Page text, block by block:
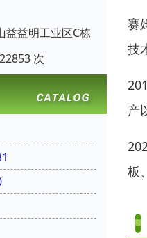
益益明工业区C栋
次
赛
技
产
板